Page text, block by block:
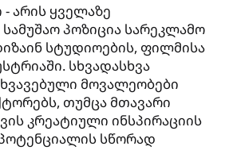
არის ყველაზე
პოზიცია სარეკლამო
სტუდიოების, ფილმისა
სხვადასხვა
მოვალეობები
თუმცა მთავარი
კრეატიული ინსპირაციის
სწორად